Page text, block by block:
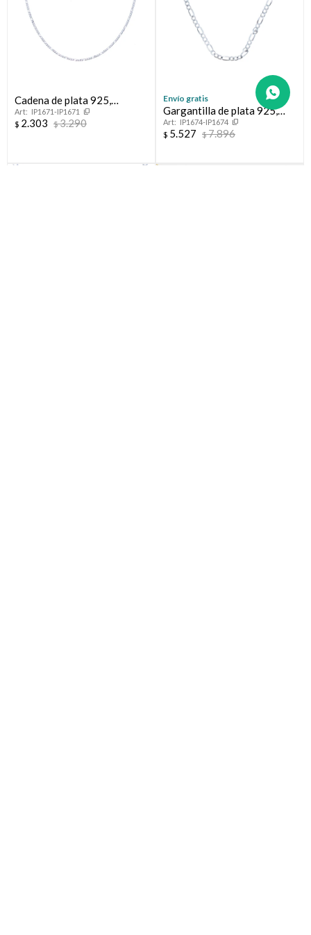
Cadena de plata 925,
FIGARO.
IP1671-IP1671
$ 2.303 $3.290
Envío gratis
Gargantilla de plata 925,
FIGARO.
IP1674-IP1674
$ 5.527 $7.896